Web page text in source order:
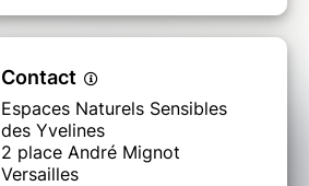
Contact
Espaces Naturels Sensibles
des Yvelines
2 place André Mignot
Versailles